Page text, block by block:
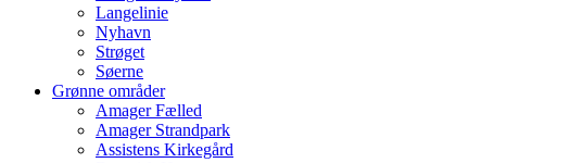
Langelinie
Nyhavn
Strøget
Søerne
Grønne områder
Amager Fælled
Amager Strandpark
Assistens Kirkegård